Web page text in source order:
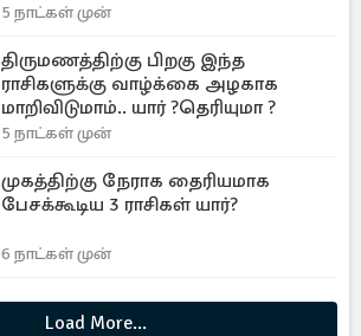
5 நாட்கள் முன்
திருமணத்திற்கு பிறகு இந்த
ராசிகளுக்கு வாழ்க்கை அழகாக
மாறிவிடுமாம்.. யார் ?தெரியுமா ?
5 நாட்கள் முன்
முகத்திற்கு நேராக தைரியமாக
பேசக்கூடிய 3 ராசிகள் யார்?
6 நாட்கள் முன்
Load More...